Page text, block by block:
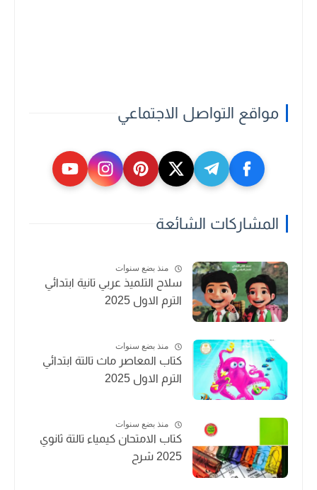
مواقع التواصل الاجتماعي
المشاركات الشائعة
منذ بضع سنوات
سلاح التلميذ عربي تانية ابتدائي
الترم الاول 2025
منذ بضع سنوات
كتاب المعاصر ماث تالتة ابتدائي
الترم الاول 2025
منذ بضع سنوات
كتاب الامتحان كيمياء تالتة ثانوي
2025 شرح